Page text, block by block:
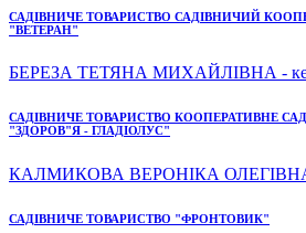
САДІВНИЧЕ ТОВАРИСТВО САДІВНИЧИЙ
"ВЕТЕРАН"
БЕРЕЗА ТЕТЯНА МИХАЙЛІВНА -
САДІВНИЧЕ ТОВАРИСТВО КООПЕРАТИВНЕ
"ЗДОРОВ"Я - ГЛАДІОЛУС"
КАЛМИКОВА ВЕРОНІКА ОЛЕГІВНА
САДІВНИЧЕ ТОВАРИСТВО "ФРОНТОВИК"